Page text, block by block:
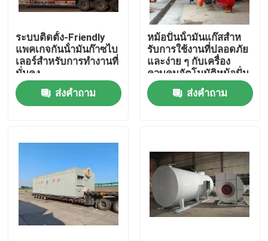
เกี่ยวกับเรา
ทัวร์โรงงาน
ควบคุมคุณภาพ
ขอใบเสนอราคา
ระบบติดตั้ง-Friendly
แพคเกจกันน้ํามันก๊าซไบ
เลอร์สําหรับการทํางานที่
มั่นคง
ส่งคำถาม
หม้อปั่นน้ํามันแก๊สสําห
รับการใช้งานที่ปลอดภัย
และง่าย ๆ กับเครื่อง
ควบคุมอัตโนมัติหม้อปั่น
น้ําหม้อระดับสูง
ส่งคำถาม